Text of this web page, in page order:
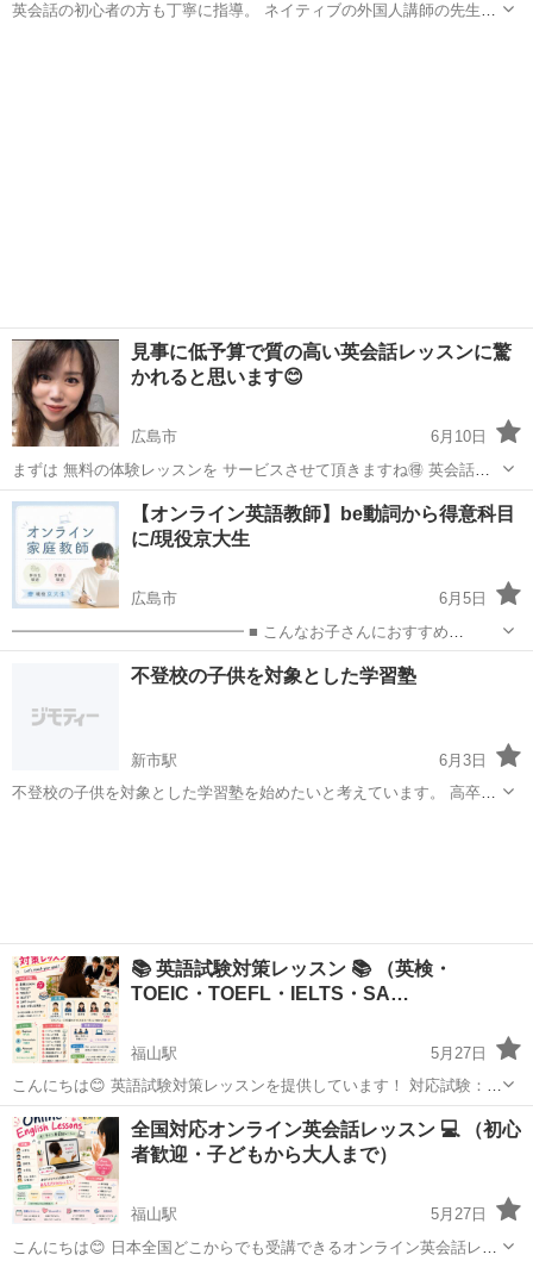
英会話の初心者の方も丁寧に指導。 ネイティブの外国人講師の先生を
見事に低予算で質の高い英会話レッスンに驚
かれると思います😊
広島市
6月10日
まずは 無料の体験レッスンを サービスさせて頂きますね🉐 英会話
Onlineスクール マンツーマン専門 モイザ【MOZA】から ご案内をさせ
て頂きます🤲 今まで独学でやってきたが やはり上達が遅いので 色々
スクール...
広島 広島市 英会話レッスン
【オンライン英語教師】be動詞から得意科目
に/現役京大生
広島市
6月5日
━━━━━━━━━━━━━━━ ■ こんなお子さんにおすすめ
━━━━━━━━━━━━━━━ ・部活が忙しくて塾に通えない ・英
語や偏差値が上がらない ・夜遅い時間しか勉強できない
広島市 英語 オンライン
不登校の子供を対象とした学習塾
新市駅
6月3日
不登校の子供を対象とした学習塾を始めたいと考えています。 高卒認
📚 英語試験対策レッスン 📚 （英検・
TOEIC・TOEFL・IELTS・SA…
福山駅
5月27日
こんにちは😊 英語試験対策レッスンを提供しています！ 対応試験：
✅ 英検 ✅ TOEIC ✅ TOEFL ✅ IELTS ✅ SAT ✅ 入試英語 ✅ 英検面接
対策 👧 小学生 🧑 中学生...
広島 福山市 福山駅 英会話 IELTS
全国対応オンライン英会話レッスン 💻 （初心
者歓迎・子どもから大人まで）
福山駅
5月27日
こんにちは😊 日本全国どこからでも受講できるオンライン英会話レッ